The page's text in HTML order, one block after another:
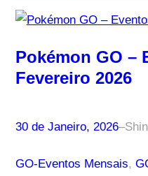
Pokémon GO –
Fevereiro 2026
30 de Janeiro, 2026–
GO-Eventos Mensais,